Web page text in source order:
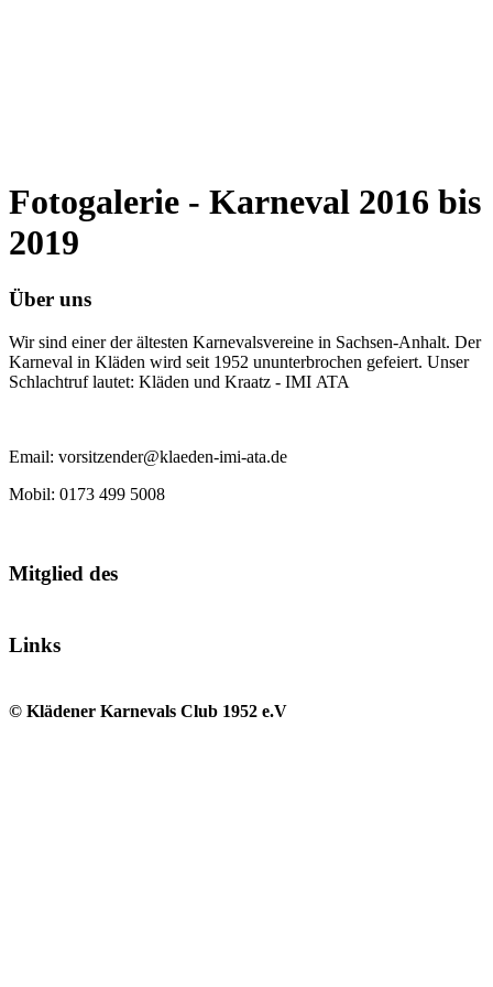
Fotogalerie - Karneval 2016 bis
2019
Über uns
Wir sind einer der ältesten Karnevalsvereine in Sachsen-Anhalt. Der
Karneval in Kläden wird seit 1952 ununterbrochen gefeiert. Unser
Schlachtruf lautet: Kläden und Kraatz - IMI ATA
Email: vorsitzender@klaeden-imi-ata.de
Mobil: 0173 499 5008
Mitglied des
Links
© Klädener Karnevals Club 1952 e.V